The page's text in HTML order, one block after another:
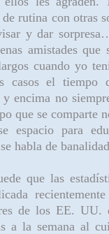
rutina con otras
y dar
amistades
cuando yo
casos el tiempo
encima no
que se comparte
espacio para
habla de
que las
de los EE. UU.
a la semana al